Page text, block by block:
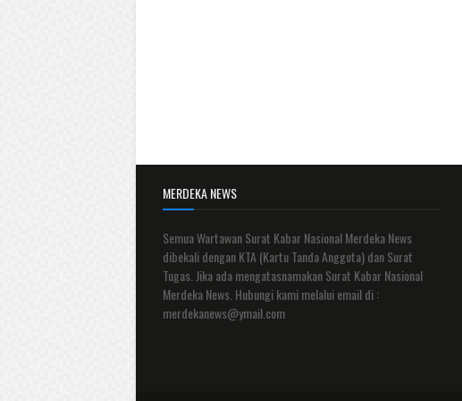
MERDEKA NEWS
Semua Wartawan Surat Kabar Nasional Merdeka News
dibekali dengan KTA (Kartu Tanda Anggota) dan Surat
Tugas. Jika ada mengatasnamakan Surat Kabar Nasional
Merdeka News. Hubungi kami melalui email di :
merdekanews@ymail.com